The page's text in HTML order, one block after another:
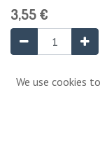
3,55€
We use cookies